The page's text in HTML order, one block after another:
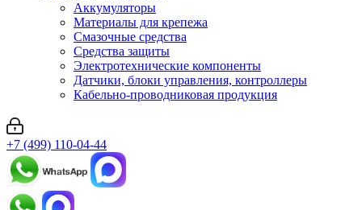
Аккумуляторы
Материалы для крепежа
Смазочные средства
Средства защиты
Электротехнические компоненты
Датчики, блоки управления, контроллеры
Кабельно-проводниковая продукция
+7 (499) 110-04-44